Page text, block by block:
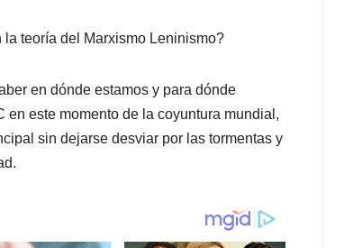
teoría del Marxismo Leninismo?
en dónde estamos y para dónde
este momento de la coyuntura mundial,
sin dejarse desviar por las tormentas y